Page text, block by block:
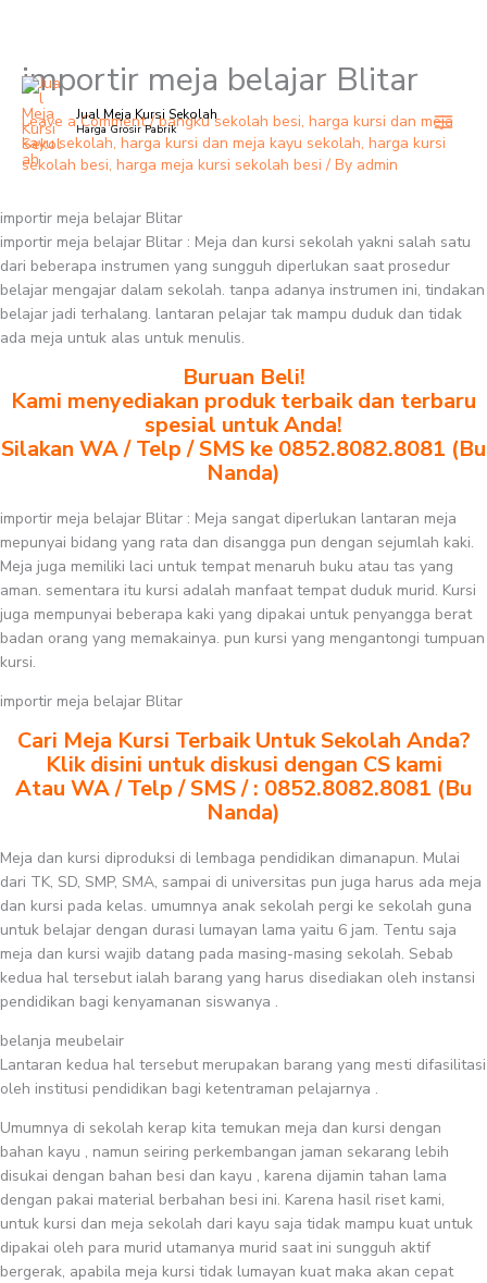
Skip
content
Jual Meja Kursi Sekolah
Harga Grosir Pabrik
importir meja belajar Blitar
Leave a Comment /bangku sekolah besi, harga kursi dan meja
kayu sekolah, harga kursi dan meja kayu sekolah, harga kursi
sekolah besi, harga meja kursi sekolah besi / By admin
importir meja belajar Blitar
importir meja belajar Blitar : Meja dan kursi sekolah yakni salah satu
dari beberapa instrumen yang sungguh diperlukan saat prosedur
belajar mengajar dalam sekolah. tanpa adanya instrumen ini, tindakan
belajar jadi terhalang. lantaran pelajar tak mampu duduk dan tidak
ada meja untuk alas untuk menulis.
Buruan Beli!
Kami menyediakan produk terbaik dan terbaru
spesial untuk Anda!
Silakan WA / Telp / SMS ke 0852.8082.8081 (Bu
Nanda)
importir meja belajar Blitar : Meja sangat diperlukan lantaran meja
mepunyai bidang yang rata dan disangga pun dengan sejumlah kaki.
Meja juga memiliki laci untuk tempat menaruh buku atau tas yang
aman. sementara itu kursi adalah manfaat tempat duduk murid. Kursi
juga mempunyai beberapa kaki yang dipakai untuk penyangga berat
badan orang yang memakainya. pun kursi yang mengantongi tumpuan
kursi.
importir meja belajar Blitar
Cari Meja Kursi Terbaik Untuk Sekolah Anda?
Klik disini untuk diskusi dengan CS kami
Atau WA / Telp / SMS / : 0852.8082.8081 (Bu
Nanda)
Meja dan kursi diproduksi di lembaga pendidikan dimanapun. Mulai
dari TK, SD, SMP, SMA, sampai di universitas pun juga harus ada meja
dan kursi pada kelas. umumnya anak sekolah pergi ke sekolah guna
untuk belajar dengan durasi lumayan lama yaitu 6 jam. Tentu saja
meja dan kursi wajib datang pada masing-masing sekolah. Sebab
kedua hal tersebut ialah barang yang harus disediakan oleh instansi
pendidikan bagi kenyamanan siswanya .
belanja meubelair
Lantaran kedua hal tersebut merupakan barang yang mesti difasilitasi
oleh institusi pendidikan bagi ketentraman pelajarnya .
Umumnya di sekolah kerap kita temukan meja dan kursi dengan
bahan kayu , namun seiring perkembangan jaman sekarang lebih
disukai dengan bahan besi dan kayu , karena dijamin tahan lama
dengan pakai material berbahan besi ini. Karena hasil riset kami,
untuk kursi dan meja sekolah dari kayu saja tidak mampu kuat untuk
dipakai oleh para murid utamanya murid saat ini sungguh aktif
bergerak, apabila meja kursi tidak lumayan kuat maka akan cepat